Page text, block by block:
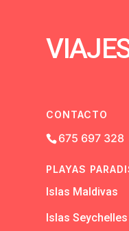
CONTACTO
675 697 328
PLAYAS
Islas Maldivas
Islas Seychelles